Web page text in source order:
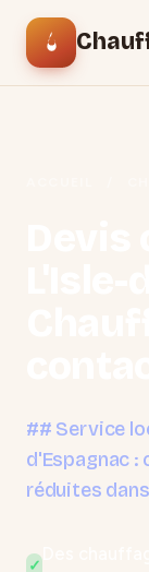
## Service
d'Espagnac
réduites
✓